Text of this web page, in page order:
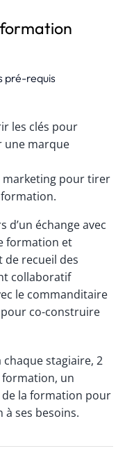
pré-requis
les clés pour
une marque
marketing pour tirer
d’un échange avec
formation et
recueil des
collaboratif
le commanditaire
co-construire
stagiaire, 2
formation, un
la formation pour
ses besoins.